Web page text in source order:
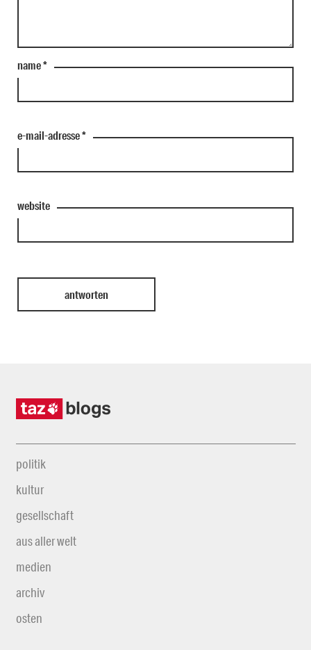
name*
e-mail-adresse*
website
politik
kultur
gesellschaft
aus aller welt
medien
archiv
osten